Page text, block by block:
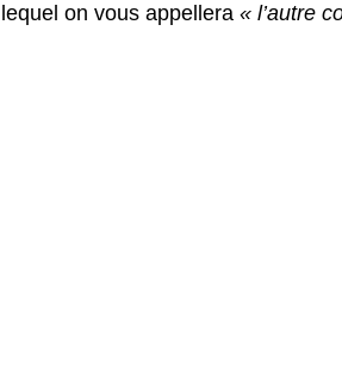
lequel on vous appellera « l’autre